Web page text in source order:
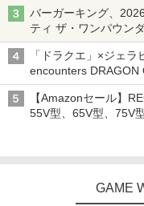
バーガーキング、
ティ ザ・ワンパウン
「特製ガーリックマ
「ドラクエ」×ジェ
encounters DRAGON
アイスカップに入っ
オリジナルアートで
【Amazonセール】
55V型、65V型、75V
GAME